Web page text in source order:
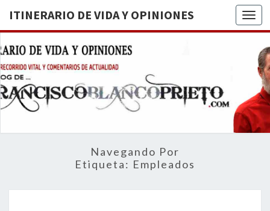
ITINERARIO DE VIDA Y OPINIONES
DE
BREVE
RECORRIDO
VITAL Y
ACTUALIDAD
Navegando Por
Etiqueta: Empleados